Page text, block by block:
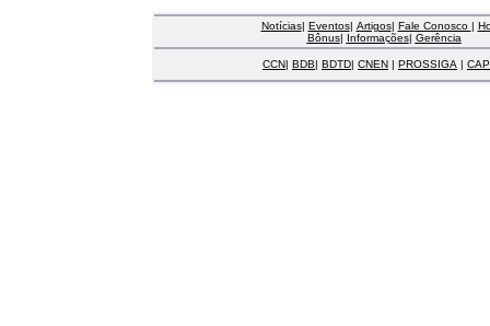
Notícias| Eventos| Artigos| Fale Conosco |
Bônus| Informações| Gerência
CCN| BDB| BDTD| CNEN | PROSSIGA |